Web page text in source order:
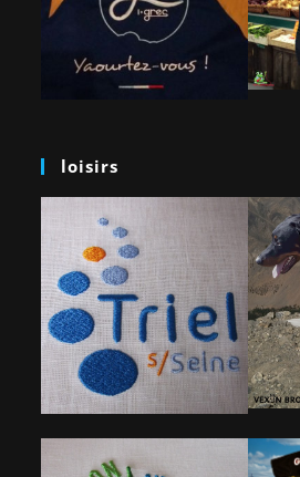
loisirs